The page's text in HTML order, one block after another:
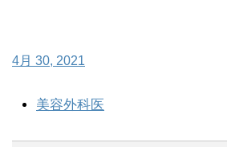
4月 30, 2021
美容外科医